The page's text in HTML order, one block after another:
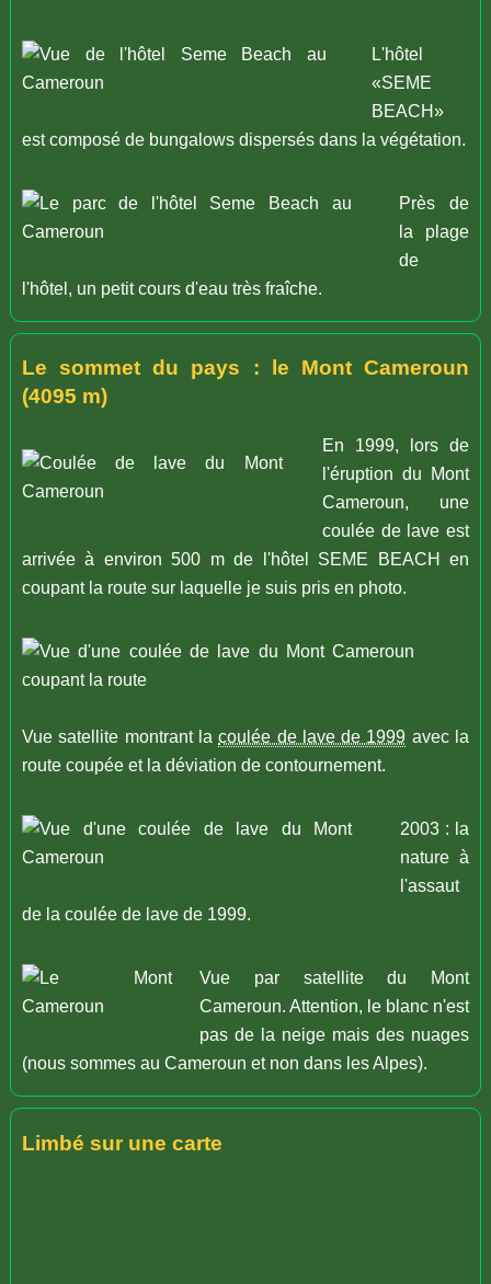
L'hôtel
«SEME
BEACH»
est composé de bungalows dispersés dans la végétation.
Près de
la plage
de
l'hôtel, un petit cours d'eau très fraîche.
Le sommet du pays : le Mont Cameroun
(4095 m)
En 1999, lors de
l'éruption du Mont
Cameroun, une
coulée de lave est
arrivée à environ 500 m de l'hôtel SEME BEACH en
coupant la route sur laquelle je suis pris en photo.
Vue satellite montrant lacoulée de lave de 1999 avec la
route coupée et la déviation de contournement.
2003 : la
nature à
l'assaut
de la coulée de lave de 1999.
Vue par satellite du Mont
Cameroun. Attention, le blanc n'est
pas de la neige mais des nuages
(nous sommes au Cameroun et non dans les Alpes).
Limbé sur une carte